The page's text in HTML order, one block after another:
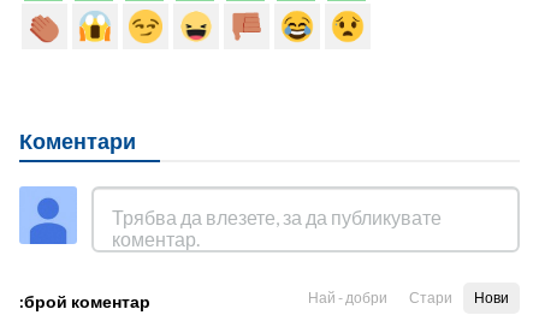
Коментари
:брой коментар Най - добри Стари Нови